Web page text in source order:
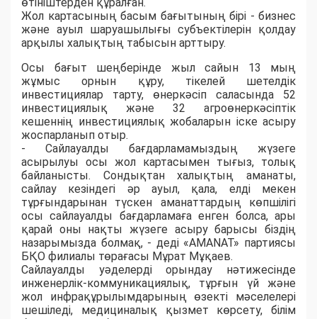
Жол картасының басым бағытының бірі - бизнес
және ауыл шаруашылығы субъектілерін қолдау
арқылы халықтың табысын арттыру.
Осы бағыт шеңберінде жыл сайын 13 мың
жұмыс орнын құру, тікелей шетелдік
инвестициялар тарту, өнеркәсіп саласында 52
инвестициялық және 32 агроөнеркәсіптік
кешеннің инвестициялық жобаларын іске асыру
жоспарланып отыр.
- Сайлауалды бағдарламамыздың жүзеге
асырылуы осы жол картасымен тығыз, толық
байланысты. Сондықтан халықтың аманаты,
сайлау кезіндегі әр ауыл, қала, елді мекен
тұрғындарынан түскен аманаттардың көпшілігі
осы сайлауалды бағдарламаға енген болса, ары
қарай оны нақты жүзеге асыру барысы біздің
назарымызда болмақ, - деді «AMANAT» партиясы
БҚО филиалы төрағасы Мұрат Мұқаев.
Сайлауалды уәделерді орындау нәтижесінде
инженерлік-коммуникациялық, тұрғын үй және
жол инфрақұрылымдарының өзекті мәселелері
шешіледі, медициналық қызмет көрсету, білім